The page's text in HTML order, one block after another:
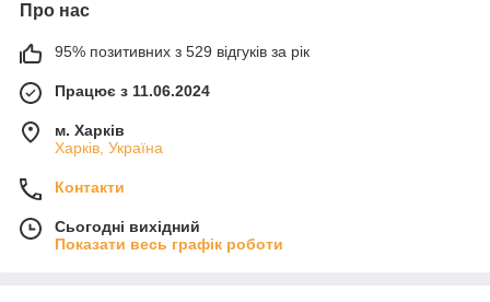
Про нас
95% позитивних з 529 відгуків за рік
Працює з 11.06.2024
м. Харків
Харків, Україна
Контакти
Сьогодні вихідний
Показати весь графік роботи